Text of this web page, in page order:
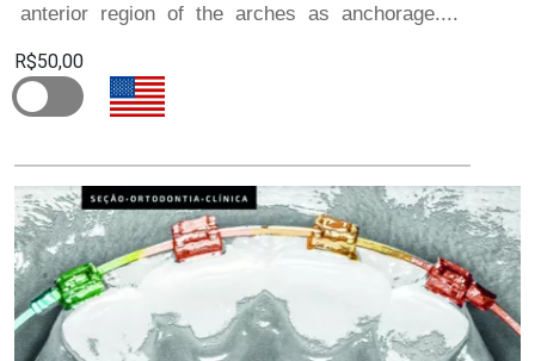
anterior region of the arches as anchorage....
R$50,00